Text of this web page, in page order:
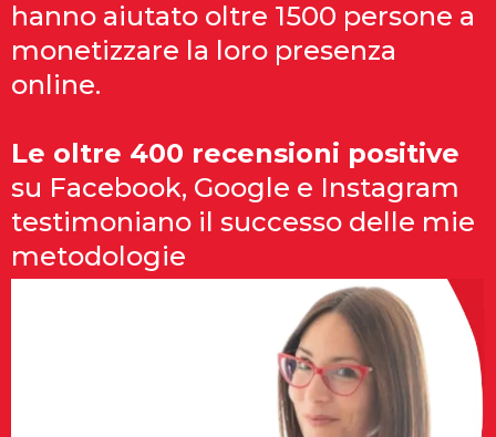
hanno aiutato oltre 1500 persone a
monetizzare la loro presenza
online.
Le oltre 400 recensioni positive
su Facebook, Google e Instagram
testimoniano il successo delle mie
metodologie